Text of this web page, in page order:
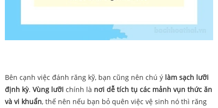
Bên cạnh việc đánh răng kỹ, bạn cũng nên chú ý làm sạch lưỡi
định kỳ. Vùng lưỡi chính là nơi dễ tích tụ các mảnh vụn thức ăn
và vi khuẩn, thế nên nếu bạn bỏ quên việc vệ sinh nó thì răng